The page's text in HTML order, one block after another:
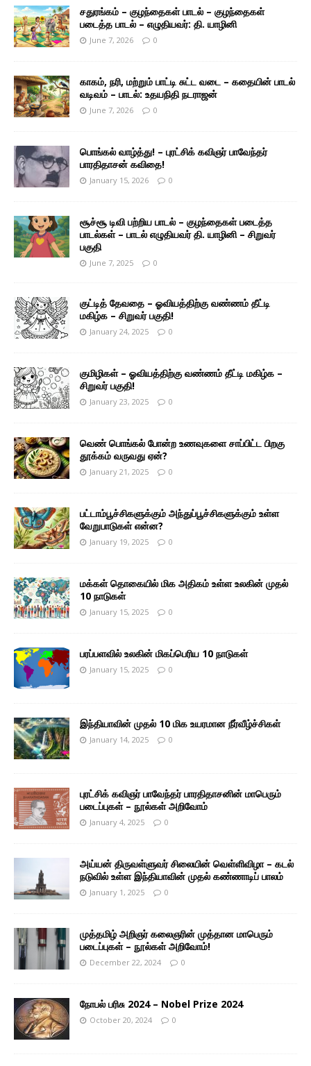
சதுரங்கம் – குழந்தைகள் பாடல் – குழந்தைகள்
படைத்த பாடல் – எழுதியவர்: தி. யாழினி
June 7, 2026 0
காகம், நரி, மற்றும் பாட்டி சுட்ட வடை – கதையின் பாடல்
வடிவம் – பாடல்: உதயநிதி நடராஜன்
June 7, 2026 0
பொங்கல் வாழ்த்து! – புரட்சிக் கவிஞர் பாவேந்தர்
பாரதிதாசன் கவிதை!
January 15, 2026 0
சூச்சூ டிவி பற்றிய பாடல் – குழந்தைகள் படைத்த
பாடல்கள் – பாடல் எழுதியவர் தி. யாழினி – சிறுவர்
பகுதி
June 7, 2025 0
குட்டித் தேவதை – ஓவியத்திற்கு வண்ணம் தீட்டி
மகிழ்க – சிறுவர் பகுதி!
January 24, 2025 0
குமிழிகள் – ஓவியத்திற்கு வண்ணம் தீட்டி மகிழ்க –
சிறுவர் பகுதி!
January 23, 2025 0
வெண் பொங்கல் போன்ற உணவுகளை சாப்பிட்ட பிறகு
தூக்கம் வருவது ஏன்?
January 21, 2025 0
பட்டாம்பூச்சிகளுக்கும் அந்துப்பூச்சிகளுக்கும் உள்ள
வேறுபாடுகள் என்ன?
January 19, 2025 0
மக்கள் தொகையில் மிக அதிகம் உள்ள உலகின் முதல்
10 நாடுகள்
January 15, 2025 0
பரப்பளவில் உலகின் மிகப்பெரிய 10 நாடுகள்
January 15, 2025 0
இந்தியாவின் முதல் 10 மிக உயரமான நீர்வீழ்ச்சிகள்
January 14, 2025 0
புரட்சிக் கவிஞர் பாவேந்தர் பாரதிதாசனின் மாபெரும்
படைப்புகள் – நூல்கள் அறிவோம்
January 4, 2025 0
அய்யன் திருவள்ளுவர் சிலையின் வெள்ளிவிழா – கடல்
நடுவில் உள்ள இந்தியாவின் முதல் கண்ணாடிப் பாலம்
January 1, 2025 0
முத்தமிழ் அறிஞர் கலைஞரின் முத்தான மாபெரும்
படைப்புகள் – நூல்கள் அறிவோம்!
December 22, 2024 0
நோபல் பரிசு 2024 – Nobel Prize 2024
October 20, 2024 0